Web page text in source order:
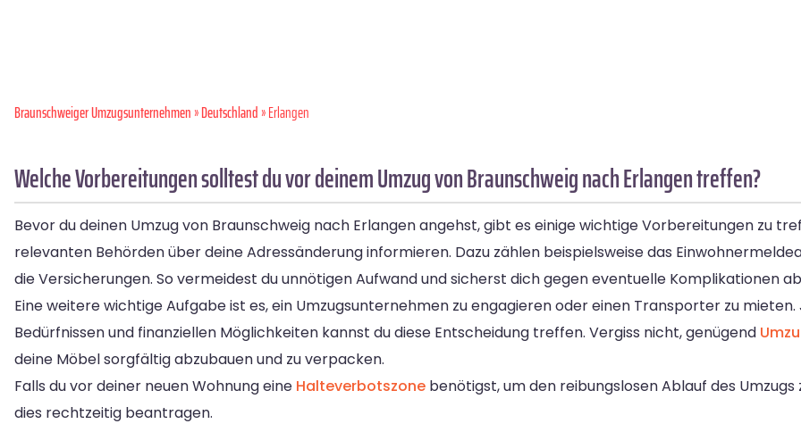
Braunschweiger Umzugsunternehmen»Deutschland» Erlangen
Welche Vorbereitungen solltest du vor deinem Umzug von Braunschweig nach Erlangen treffen?
Bevor du deinen Umzug von Braunschweig nach Erlangen angehst, gibt es einige wichtige Vorbereitungen zu
relevanten Behörden über deine Adressänderung informieren. Dazu zählen beispielsweise das
die Versicherungen. So vermeidest du unnötigen Aufwand und sicherst dich gegen eventuelle Komplikationen
Eine weitere wichtige Aufgabe ist es, ein Umzugsunternehmen zu engagieren oder einen Transporter zu
Bedürfnissen und finanziellen Möglichkeiten kannst du diese Entscheidung treffen. Vergiss nicht, genügend
deine Möbel sorgfältig abzubauen und zu verpacken.
Falls du vor deiner neuen Wohnung eine Halteverbotszone benötigst, um den reibungslosen Ablauf des
dies rechtzeitig beantragen.